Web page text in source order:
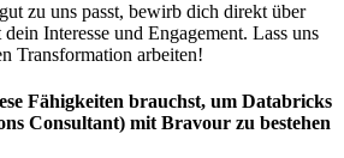
zu uns passt, bewirb dich direkt über
Interesse und Engagement. Lass uns
Transformation arbeiten!
Fähigkeiten brauchst, um Databricks
Consultant) mit Bravour zu bestehen